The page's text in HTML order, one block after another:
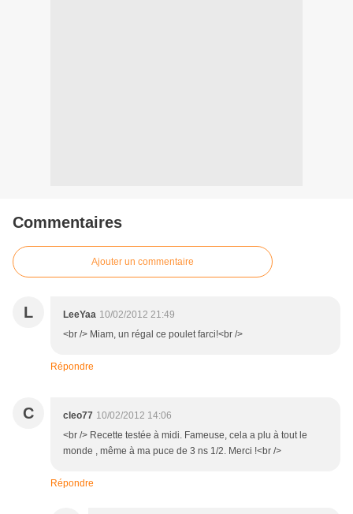
Commentaires
Ajouter un commentaire
L LeeYaa 10/02/2012 21:49
<br /> Miam, un régal ce poulet farci!<br />
Répondre
C cleo77 10/02/2012 14:06
<br /> Recette testée à midi. Fameuse, cela a plu à tout le
monde , même à ma puce de 3 ns 1/2. Merci !<br />
Répondre